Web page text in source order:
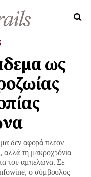
ως
δεν αφορά πλέον
αλλά τη μακροχρόνια
του αμπελώνα. Σε
ο σύμβουλος